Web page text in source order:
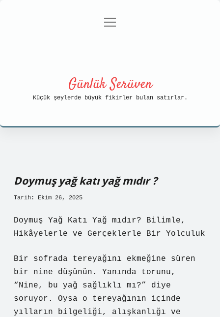
Gizlilik Politikası
menüyü
Günlük Serüven
Küçük şeylerde büyük fikirler bulan satırlar.
Doymuş yağ katı yağ mıdır ?
Tarih: Ekim 26, 2025
Doymuş Yağ Katı Yağ mıdır? Bilimle,
Hikâyelerle ve Gerçeklerle Bir Yolculuk
Bir sofrada tereyağını ekmeğine süren
bir nine düşünün. Yanında torunu,
“Nine, bu yağ sağlıklı mı?” diye
soruyor. Oysa o tereyağının içinde
yılların bilgeliği, alışkanlığı ve